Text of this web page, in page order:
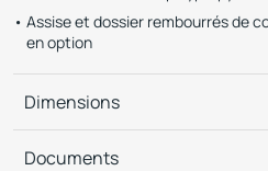
Assise et dossier rembourrés de
en option
Dimensions
Documents